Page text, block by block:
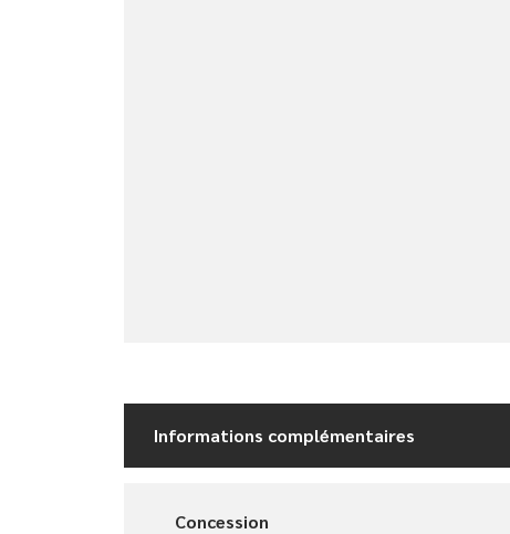
Informations complémentaires
Concession